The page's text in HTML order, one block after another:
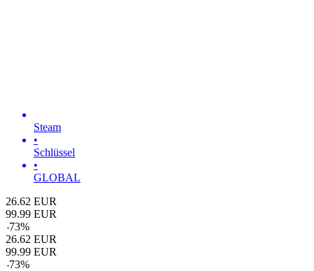
Steam
•
Schlüssel
•
GLOBAL
26.62 EUR
99.99 EUR
-73%
26.62 EUR
99.99 EUR
-73%